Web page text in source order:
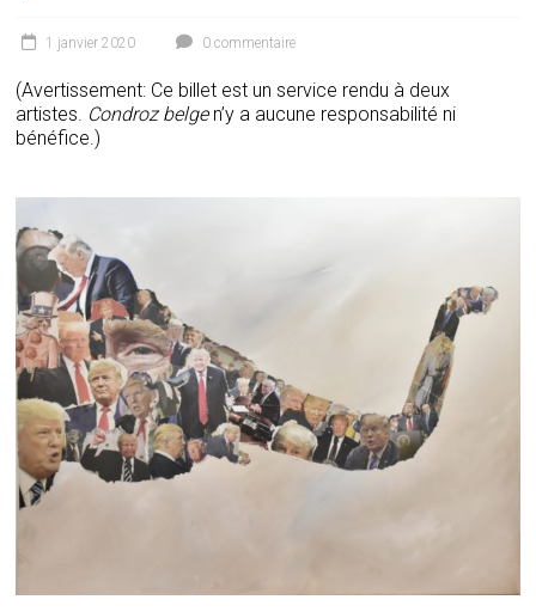
1 janvier 2020 0 commentaire
(Avertissement: Ce billet est un service rendu à deux
artistes. Condroz belgen’y a aucune responsabilité ni
bénéfice.)